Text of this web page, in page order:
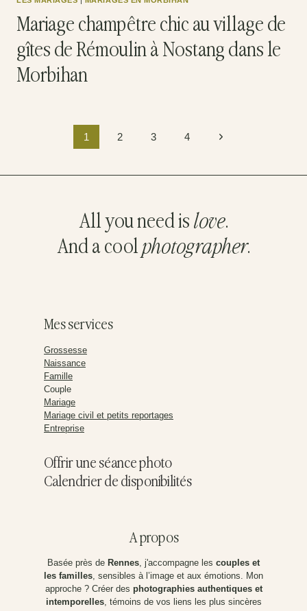
Mariage champêtre chic au village de
gîtes de Rémoulin à Nostang dans le
Morbihan
Navigation
1 2 3 4
Page
All you need is love.
And a coolphotographer.
Mes services
Grossesse
Naissance
Famille
Couple
Mariage
Mariage civil et petits reportages
Entreprise
Offrir une séance photo
Calendrier de disponibilités
A propos
Basée près de Rennes, j'accompagne les couples et
les familles, sensibles à l’image et aux émotions. Mon
approche ? Créer des photographies authentiques et
intemporelles, témoins de vos liens les plus sincères